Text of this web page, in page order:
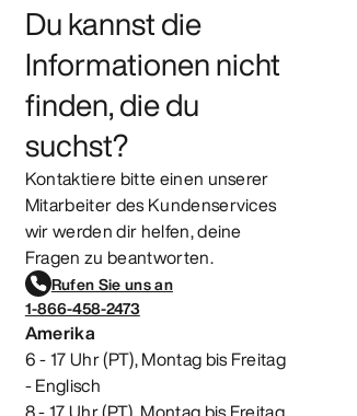
Du kannst die
Informationen nicht
finden, die du
suchst?
Kontaktiere bitte einen unserer
Mitarbeiter des Kundenservices
wir werden dir helfen, deine
Fragen zu beantworten.
Rufen Sie uns an
1-866-458-2473
Amerika
6 - 17 Uhr (PT), Montag bis Freitag
- Englisch